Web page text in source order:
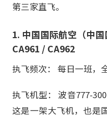
第三家直飞。
1. 中国国际航空（中
CA961 / CA962
执飞频次： 每日一班，
执飞机型： 波音777-
这是一架大飞机，也是